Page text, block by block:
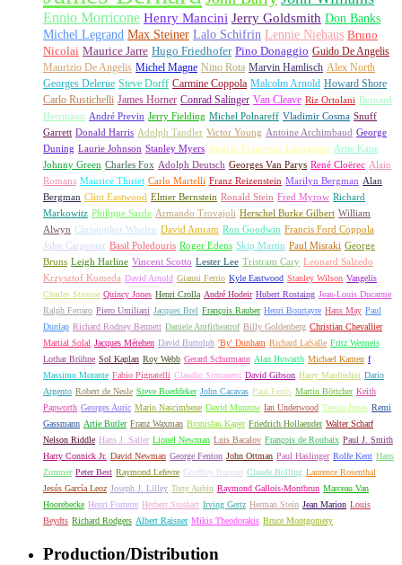
Ennio Morricone Henry Mancini Jerry Goldsmith Don Banks
Michel Legrand Max Steiner Lalo Schifrin Lennie Niehaus Bruno
Nicolai Maurice Jarre Hugo Friedhofer Pino Donaggio Guido De Angelis
Maurizio De Angelis Michel Magne Nino Rota Marvin Hamlisch Alex North
Georges Delerue Steve Dorff Carmine Coppola Malcolm Arnold Howard Shore
Carlo Rustichelli James Horner Conrad Salinger Van Cleave Riz Ortolani Bernard
Herrmann André Previn Jerry Fielding Michel Polnareff Vladimir Cosma Snuff
Garrett Donald Harris Adolph Tandler Victor Young Antoine Archimbaud George
Duning Laurie Johnson Stanley Myers Angelo Francesco Lavagnino Artie Kane
Johnny Green Charles Fox Adolph Deutsch Georges Van Parys René Cloërec Alain
Romans Maurice Thiriet Carlo Martelli Franz Reizenstein Marilyn Bergman Alan
Bergman Clint Eastwood Elmer Bernstein Ronald Stein Fred Myrow Richard
Markowitz Philippe Sarde Armando Trovajoli Herschel Burke Gilbert William
Alwyn Christopher Whelen David Amram Ron Goodwin Francis Ford Coppola
John Carpenter Basil Poledouris Roger Edens Skip Martin Paul Misraki George
Bruns Leigh Harline Vincent Scotto Lester Lee Tristram Cary Leonard Salzedo
Krzysztof Komeda David Arnold Gianni Ferrio Kyle Eastwood Stanley Wilson Vangelis
Charles Strouse Quincy Jones Henri Crolla André Hodeir Hubert Rostaing Jean-Louis Ducarme
Ralph Ferraro Piero Umiliani Jacques Brel François Rauber Henri Bourtayre Hans May Paul
Dunlap Richard Rodney Bennett Daniele Amfitheatrof Billy Goldenberg Christian Chevallier
Martial Solal Jacques Métehen David Buttolph 'By' Dunham Richard LaSalle Fritz Wenneis
Lothar Brühne Sol Kaplan Roy Webb Gerard Schurmann Alan Howarth Michael Kamen f
Massimo Morante Fabio Pignatelli Claudio Simonetti David Gibson Harry Manfredini Dario
Argento Robert de Nesle Steve Boeddeker John Cacavas Paul Ferris Martin Böttcher Keith
Papworth Georges Auric Mario Nascimbene David Munrow Ian Underwood Trevor Jones Remi
Gassmann Artie Butler Franz Waxman Bronislau Kaper Friedrich Hollaender Walter Scharf
Nelson Riddle Hans J. Salter Lionel Newman Luis Bacalov François de Roubaix Paul J. Smith
Harry Connick Jr. David Newman George Fenton John Ottman Paul Haslinger Rolfe Kent Hans
Zimmer Peter Best Raymond Lefevre Geoffrey Burgon Claude Bolling Laurence Rosenthal
Jesús García Leoz Joseph J. Lilley Tony Aubin Raymond Gallois-Montbrun Marceau Van
Hoorebecke Henri Forterre Herbert Stothart Irving Gertz Herman Stein Jean Marion Louis
Beydts Richard Rodgers Albert Raisner Mikis Theodorakis Bruce Montgomery
Production/Distribution